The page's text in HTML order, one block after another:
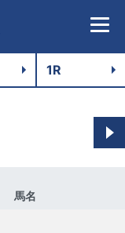
馬名